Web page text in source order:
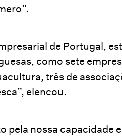
de Portugal,
como sete
três de
elencou.
pela nossa capacidade